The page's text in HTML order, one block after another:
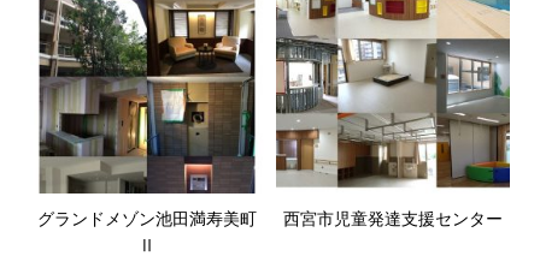
グランドメゾン池田満寿美町
Ⅱ
西宮市児童発達支援センター